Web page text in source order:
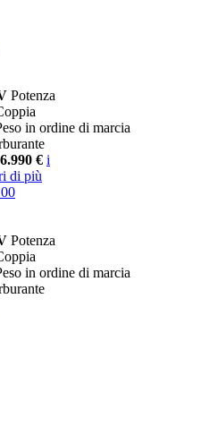
Potenza
in ordine di marcia
€ i
di più
Potenza
in ordine di marcia